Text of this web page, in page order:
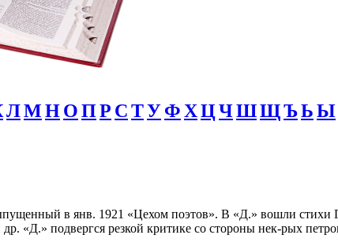
ЛМНОПР СТУФ ХЦЧШЩЪЬЫ
в янв. 1921 «Цехом поэтов». В «Д.» вошли
«Д.» подвергся резкой критике со стороны нек-рых